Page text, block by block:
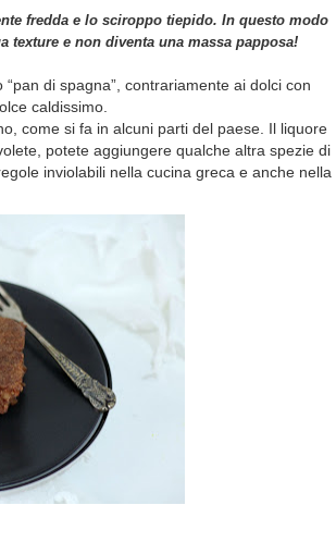
fredda e lo sciroppo tiepido. In questo modo
e non diventa una massa papposa!
di spagna”, contrariamente ai dolci con
caldissimo.
come si fa in alcuni parti del paese. Il liquore
potete aggiungere qualche altra spezie di
inviolabili nella cucina greca e anche nella